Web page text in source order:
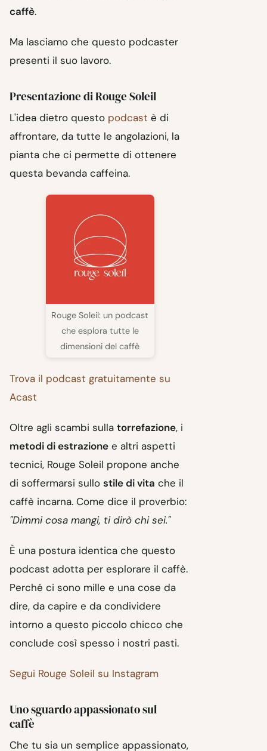
caffè.
Ma lasciamo che questo podcaster
presenti il suo lavoro.
Presentazione di Rouge Soleil
L'idea dietro questo podcast è di
affrontare, da tutte le angolazioni, la
pianta che ci permette di ottenere
questa bevanda caffeina.
Rouge Soleil: un podcast
che esplora tutte le
dimensioni del caffè
Trova il podcast gratuitamente su
Acast
Oltre agli scambi sulla torrefazione, i
metodi di estrazione e altri aspetti
tecnici, Rouge Soleil propone anche
di soffermarsi sullo stile di vita che il
caffè incarna. Come dice il proverbio:
"Dimmi cosa mangi, ti dirò chi sei."
È una postura identica che questo
podcast adotta per esplorare il caffè.
Perché ci sono mille e una cose da
dire, da capire e da condividere
intorno a questo piccolo chicco che
conclude così spesso i nostri pasti.
Segui Rouge Soleil su Instagram
Uno sguardo appassionato sul
caffè
Che tu sia un semplice appassionato,